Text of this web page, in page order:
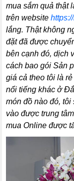
mua sắm quả thật
trên website
lắng. Thật không
đặt đã được
bên cạnh đó, dịch
cách bao gói Sản
giá cả theo tôi là
nổi tiếng khác ở
món đồ nào đó,
vào được trung
mua Online được